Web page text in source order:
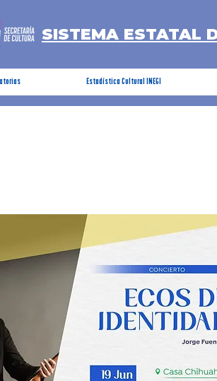
SISTEMA ESTATAL
Estadística Cultural INEGI